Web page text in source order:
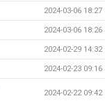
2024-03-06 18:27
2024-03-06 18:26
2024-02-29 14:32
2024-02-23 09:16
2024-02-22 09:42